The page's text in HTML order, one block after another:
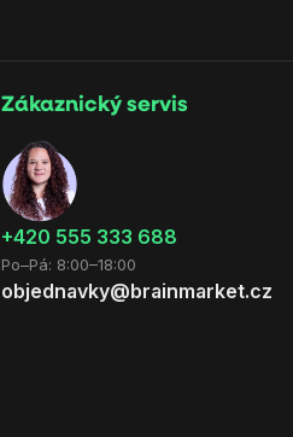
Zákaznický servis
‭+420 555 333 688
Po–Pá: 8:00–18:00
objednavky@brainmarket.cz